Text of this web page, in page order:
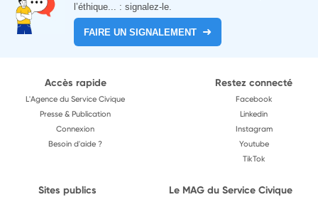
l’éthique... : signalez-le.
FAIRE UN SIGNALEMENT
Accès rapide
L'Agence du Service Civique
Presse & Publication
Connexion
Besoin d'aide ?
Restez connecté
Facebook
Linkedin
Instagram
Youtube
TikTok
Sites publics Le MAG du Service Civique